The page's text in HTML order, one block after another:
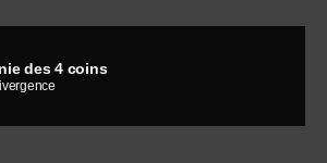
des 4 coins